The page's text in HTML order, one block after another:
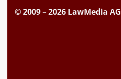
© 2009 – 2026 LawMedia AG